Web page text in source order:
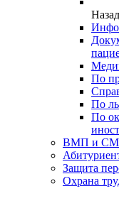
Назад
По
По
По
ВМП и
Защита
Охрана